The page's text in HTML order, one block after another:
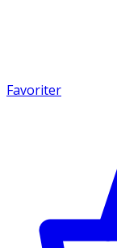
Favoriter